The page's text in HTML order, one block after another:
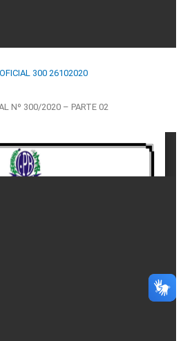
300 26102020
Nº 300/2020 – PARTE 02